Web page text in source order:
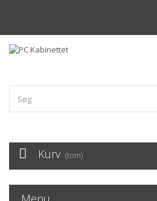
Kurv (tom)